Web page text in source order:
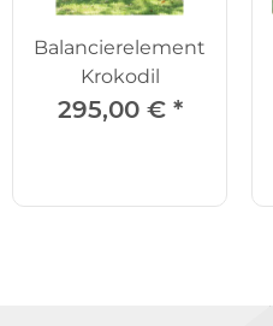
Balancierelement
Krokodil
295,00 € *